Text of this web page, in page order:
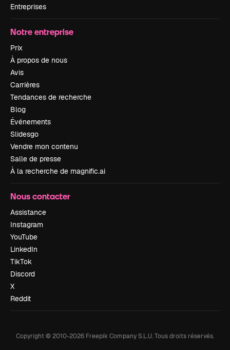
Entreprises
Notre entreprise
Prix
À propos de nous
Avis
Carrières
Tendances de recherche
Blog
Événements
Slidesgo
Vendre mon contenu
Salle de presse
À la recherche de magnific.ai
Nous contacter
Assistance
Instagram
YouTube
LinkedIn
TikTok
Discord
X
Reddit
Copyright © 2010-2026 Freepik Company S.L.U.Tous droits réservés.